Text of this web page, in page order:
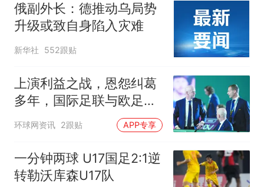
俄副外长：德推动乌局势
升级或致自身陷入灾难
新华社 552跟贴
上演利益之战，恩怨纠葛
多年，国际足联与欧足联
矛盾升级
环球网资讯 2跟贴 APP专享
一分钟两球 U17国足2:1逆
转勒沃库森U17队